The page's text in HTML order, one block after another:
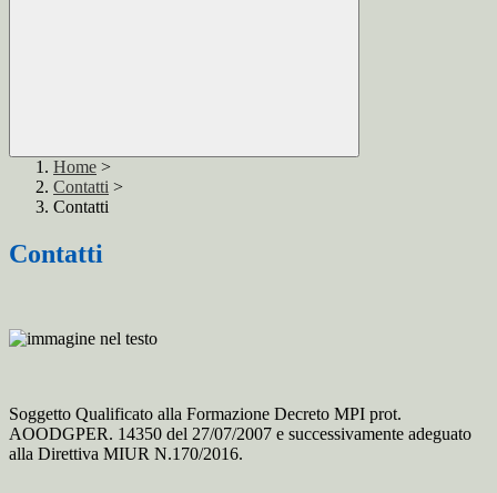
Home >
Contatti >
Contatti
Contatti
Soggetto Qualificato alla Formazione Decreto MPI prot.
AOODGPER. 14350 del 27/07/2007 e successivamente adeguato
alla Direttiva MIUR N.170/2016.